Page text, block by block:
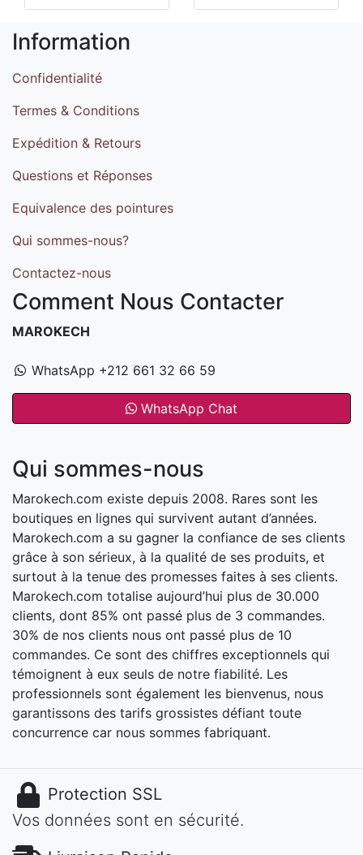
Information
Confidentialité
Termes & Conditions
Expédition & Retours
Questions et Réponses
Equivalence des pointures
Qui sommes-nous?
Contactez-nous
Comment Nous Contacter
MAROKECH
WhatsApp +212 661 32 66 59
WhatsApp Chat
Qui sommes-nous
Marokech.com existe depuis 2008. Rares sont les
boutiques en lignes qui survivent autant d’années.
Marokech.com a su gagner la confiance de ses clients
grâce à son sérieux, à la qualité de ses produits, et
surtout à la tenue des promesses faites à ses clients.
Marokech.com totalise aujourd’hui plus de 30.000
clients, dont 85% ont passé plus de 3 commandes.
30% de nos clients nous ont passé plus de 10
commandes. Ce sont des chiffres exceptionnels qui
témoignent à eux seuls de notre fiabilité. Les
professionnels sont également les bienvenus, nous
garantissons des tarifs grossistes défiant toute
concurrence car nous sommes fabriquant.
Protection SSL
Vos données sont en sécurité.